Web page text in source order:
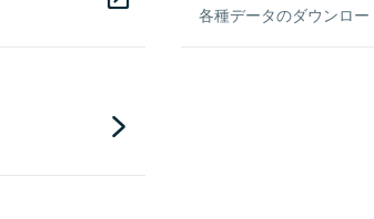
各種データのダウンロ